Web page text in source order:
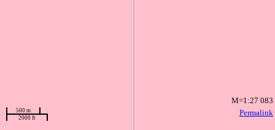
Permalink
500 m
2000 ft
M=1:27 083